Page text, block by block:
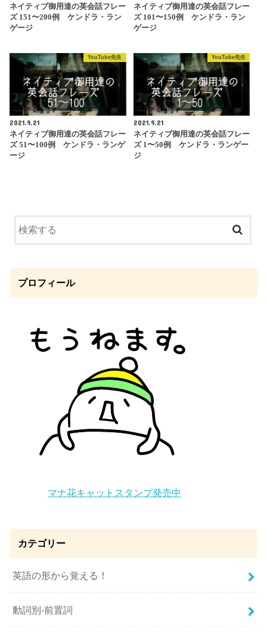
ネイティブ御用達の英会話フレー
ズ 151〜200例 ケンドラ・ラン
ゲージ
ネイティブ御用達の英会話フレー
ズ 101〜150例 ケンドラ・ラン
ゲージ
YouTube先生
2021.9.21
ネイティブ御用達の英会話フレー
ズ 51〜100例 ケンドラ・ランゲ
ージ
YouTube先生
2021.9.21
ネイティブ御用達の英会話フレー
ズ 1〜50例 ケンドラ・ランゲー
ジ
プロフィール
マナ花キャットスタンプ発売中
カテゴリー
英語の形から覚える！
動詞別-前置詞